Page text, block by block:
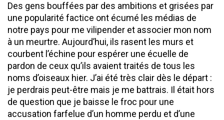
Des gens bouffées par des ambitions et grisées par
une popularité factice ont écumé les médias de
notre pays pour me vilipender et associer mon nom
à un meurtre. Aujourd’hui, ils rasent les murs et
courbent l’échine pour espérer une écuelle de
pardon de ceux qu’ils avaient traités de tous les
noms d’oiseaux hier. J’ai été très clair dès le départ :
je perdrais peut-être mais je me battrais. Il était hors
de question que je baisse le froc pour une
accusation farfelue d’un homme perdu et d’une